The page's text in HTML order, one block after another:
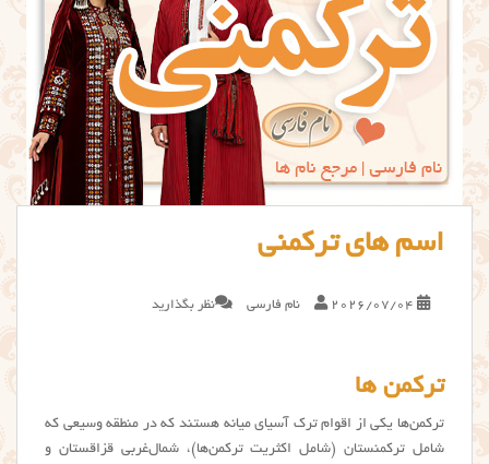
اسم های ترکمنی
2026/07/04 نام فارسی نظر بگذارید
ترکمن ها
ترکمن‌ها یکی از اقوام ترک‌ آسیای میانه هستند که در منطقه وسیعی که
شامل ترکمنستان (شامل اکثریت ترکمن‌ها)، شمال‌غربی قزاقستان و